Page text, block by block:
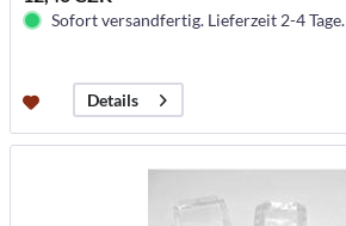
Sofort versandfertig. Lieferzeit 2-4 Tage.
Details